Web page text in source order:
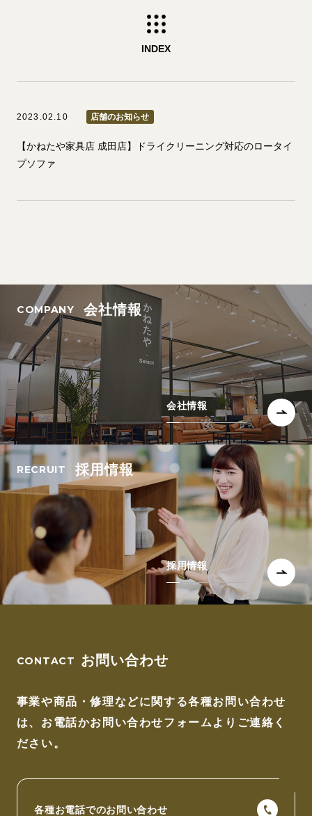
INDEX
2023.02.10 店舗のお知らせ
【かねたや家具店 成田店】ドライクリーニング対応のロータイ
プソファ
会社情報
会社情報
採用情報
採用情報
お問い合わせ
事業や商品・修理などに関する各種お問い合わせ
は、 お電話かお問い合わせフォームよりご連絡く
ださい。
各種お電話でのお問い合わせ